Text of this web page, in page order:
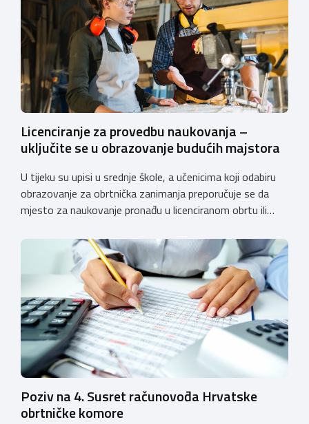
Licenciranje za provedbu naukovanja –
uključite se u obrazovanje budućih majstora
U tijeku su upisi u srednje škole, a učenicima koji odabiru
obrazovanje za obrtnička zanimanja preporučuje se da
mjesto za naukovanje pronađu u licenciranom obrtu ili
koji još nemaju licenciju da pokrenu postupak
licenciranja kako bi budućim učenicima omogućili
kvalitetno i sigurno stjecanje praktičnih znanja, a
istodobno ulagali u razvoj […]
Poziv na 4. Susret računovođa Hrvatske
obrtničke komore